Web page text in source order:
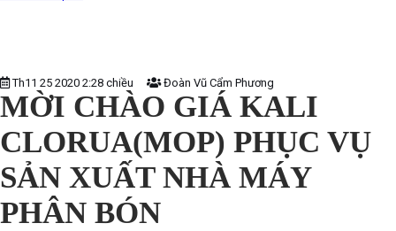
Th11 25 2020 2:28 chiều Đoàn Vũ Cẩm Phương
MỜI CHÀO GIÁ KALI
CLORUA(MOP) PHỤC VỤ
SẢN XUẤT NHÀ MÁY
PHÂN BÓN